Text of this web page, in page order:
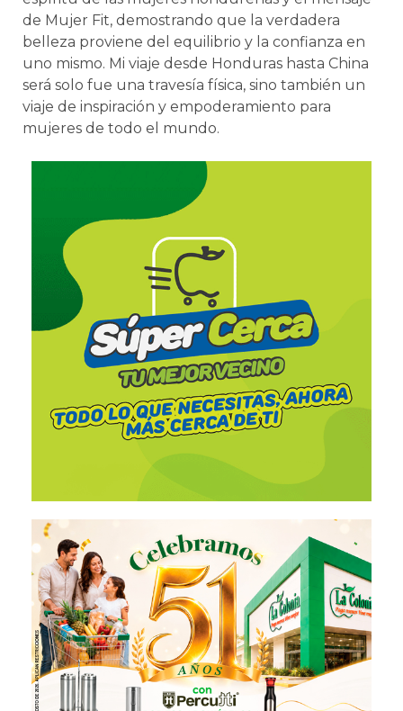
de Mujer Fit, demostrando que la verdadera
belleza proviene del equilibrio y la confianza en
uno mismo. Mi viaje desde Honduras hasta China
será solo fue una travesía física, sino también un
viaje de inspiración y empoderamiento para
mujeres de todo el mundo.